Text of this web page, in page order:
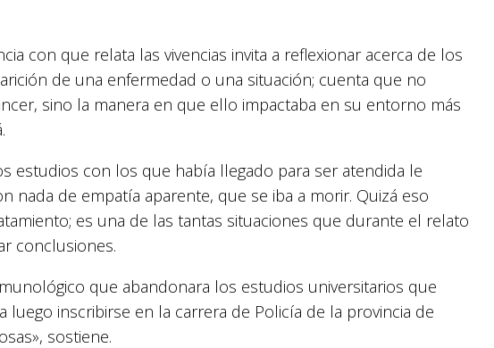
con que relata las vivencias invita a reflexionar acerca de los
de una enfermedad o una situación; cuenta que no
sino la manera en que ello impactaba en su entorno más
estudios con los que había llegado para ser atendida le
nada de empatía aparente, que se iba a morir. Quizá eso
es una de las tantas situaciones que durante el relato
conclusiones.
que abandonara los estudios universitarios que
luego inscribirse en la carrera de Policía de la provincia de
sostiene.